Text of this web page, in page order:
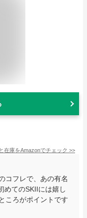
在庫をAmazonでチェック >>
コフレで、あの有名
めてのSKIIには嬉し
ころがポイントです